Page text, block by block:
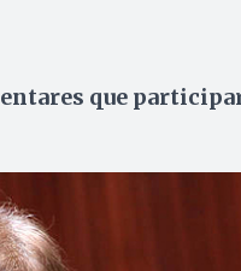
que